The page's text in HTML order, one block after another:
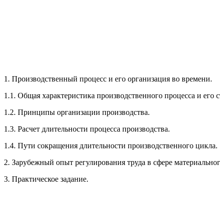
1. Производственный процесс и его организация во времени.
1.1. Общая характеристика производственного процесса и его
1.2. Принципы организации производства.
1.3. Расчет длительности процесса производства.
1.4. Пути сокращения длительности производственного цикла.
2. Зарубежный опыт регулирования труда в сфере
3. Практическое задание.